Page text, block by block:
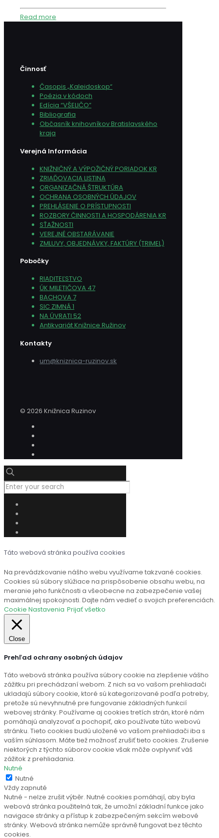
Read more
Činnosť
Časopis „Kaleidoskop“
Poézia v kódoch
Edícia “VŠELIČO”
Bibliografia
Občasník knihovníkov Bratislavského
kraja
Verejná Informácia
KNIŽNIČNÝ A VÝPOŽIČNÝ PORIADOK KR
ZRIAĎOVACIA LISTINA
ORGANIZAČNÁ ŠTRUKTÚRA
OCHRANA OSOBNÝCH ÚDAJOV
PREHLÁSENIE O PRÍSTUPNOSTI
ROZBORY ČINNOSTI A HOSPODÁRENIA KR
SŤAŽNOSTI
VEREJNÉ OBSTARÁVANIE
ZMLUVY, OBJEDNÁVKY, FAKTÚRY (TRIMEL)
Pobočky
RIADITEĽSTVO
ÚK MILETIČOVA 47
BACHOVA 7
SIC ZIMNÁ 1
NA ÚVRATI 52
Antikvariát Knižnice Ružinov
Kontakty
um@kniznica-ruzinov.sk
© 2026 Knižnica Ruzinov
Táto webová stránka používa cookies
Na prevádzkovanie nášho webu využívame takzvané cookies.
Cookies sú súbory slúžiace na prispôsobenie obsahu webu, na
meranie jeho funkčnosti a všeobecne na zabezpečenie vašej
maximálnej spokojnosti. Dajte nám vedieť o svojich preferenciách.
Cookie Nastavenia Prijať všetko
Close
Prehľad ochrany osobných údajov
Táto webová stránka používa súbory cookie na zlepšenie vášho
zážitku pri prechádzaní webom. Z nich sa vo vašom prehliadači
ukladajú súbory cookie, ktoré sú kategorizované podľa potreby,
pretože sú nevyhnutné pre fungovanie základných funkcií
webovej stránky. Používame aj cookies tretích strán, ktoré nám
pomáhajú analyzovať a pochopiť, ako používate túto webovú
stránku. Tieto cookies budú uložené vo vašom prehliadači iba s
vaším súhlasom. Máte tiež možnosť zrušiť tieto cookies. Zrušenie
niektorých z týchto súborov cookie však môže ovplyvniť váš
zážitok z prehliadania.
Nutné
Nutné
Vždy zapnuté
Nutné - nelze zrušit výběr. Nutné cookies pomáhají, aby byla
webová stránka použitelná tak, že umožní základní funkce jako
navigace stránky a přístup k zabezpečeným sekcím webové
stránky. Webová stránka nemůže správně fungovat bez těchto
cookies.